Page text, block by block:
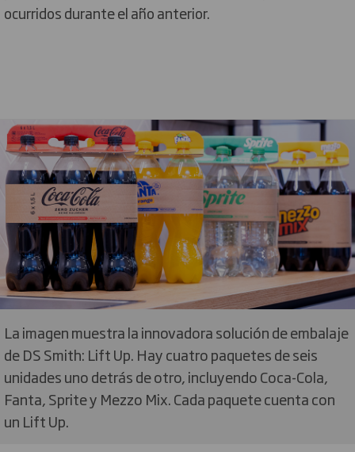
ocurridos durante el año anterior.
La imagen muestra la innovadora solución de embalaje
de DS Smith: Lift Up. Hay cuatro paquetes de seis
unidades uno detrás de otro, incluyendo Coca-Cola,
Fanta, Sprite y Mezzo Mix. Cada paquete cuenta con
un Lift Up.